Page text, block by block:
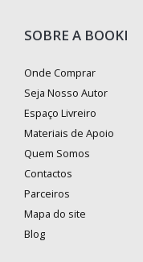
SOBRE A BOOKI
Onde Comprar
Seja Nosso Autor
Espaço Livreiro
Materiais de Apoio
Quem Somos
Contactos
Parceiros
Mapa do site
Blog